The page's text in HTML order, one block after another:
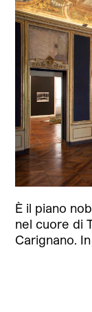
È il piano
nel cuore di
Carignano.